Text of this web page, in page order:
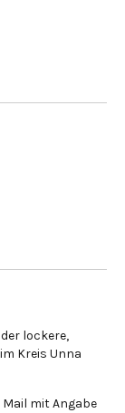
lockere,
Kreis Unna
Mail mit Angabe